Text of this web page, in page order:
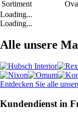
Sortiment
Loading...
Loading...
Alle unsere
Entdecken Sie alle
Kundendienst in